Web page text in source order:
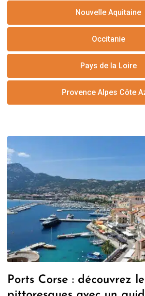
Nouvelle Aquitaine
Occitanie
Pays de la Loire
Provence Alpes Côte
Ports Corse : découvrez